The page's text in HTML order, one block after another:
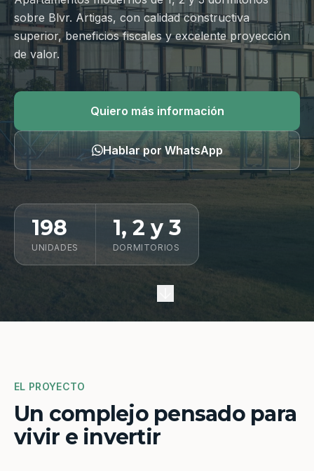
Contacto
Hablar por WhatsApp
sobre Blvr. Artigas, con calidad constructiva
superior, beneficios fiscales y excelente proyección
de valor.
Quiero más información
Hablar por WhatsApp
198
UNIDADES
1, 2 y 3
DORMITORIOS
EL PROYECTO
Un complejo pensado para
vivir e invertir